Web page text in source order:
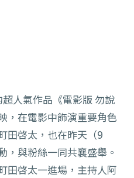
人氣作品《電影版 勿說
，在電影中飾演重要角色
田啓太，也在昨天（9
，與粉絲一同共襄盛舉。
田啓太一進場，主持人阿